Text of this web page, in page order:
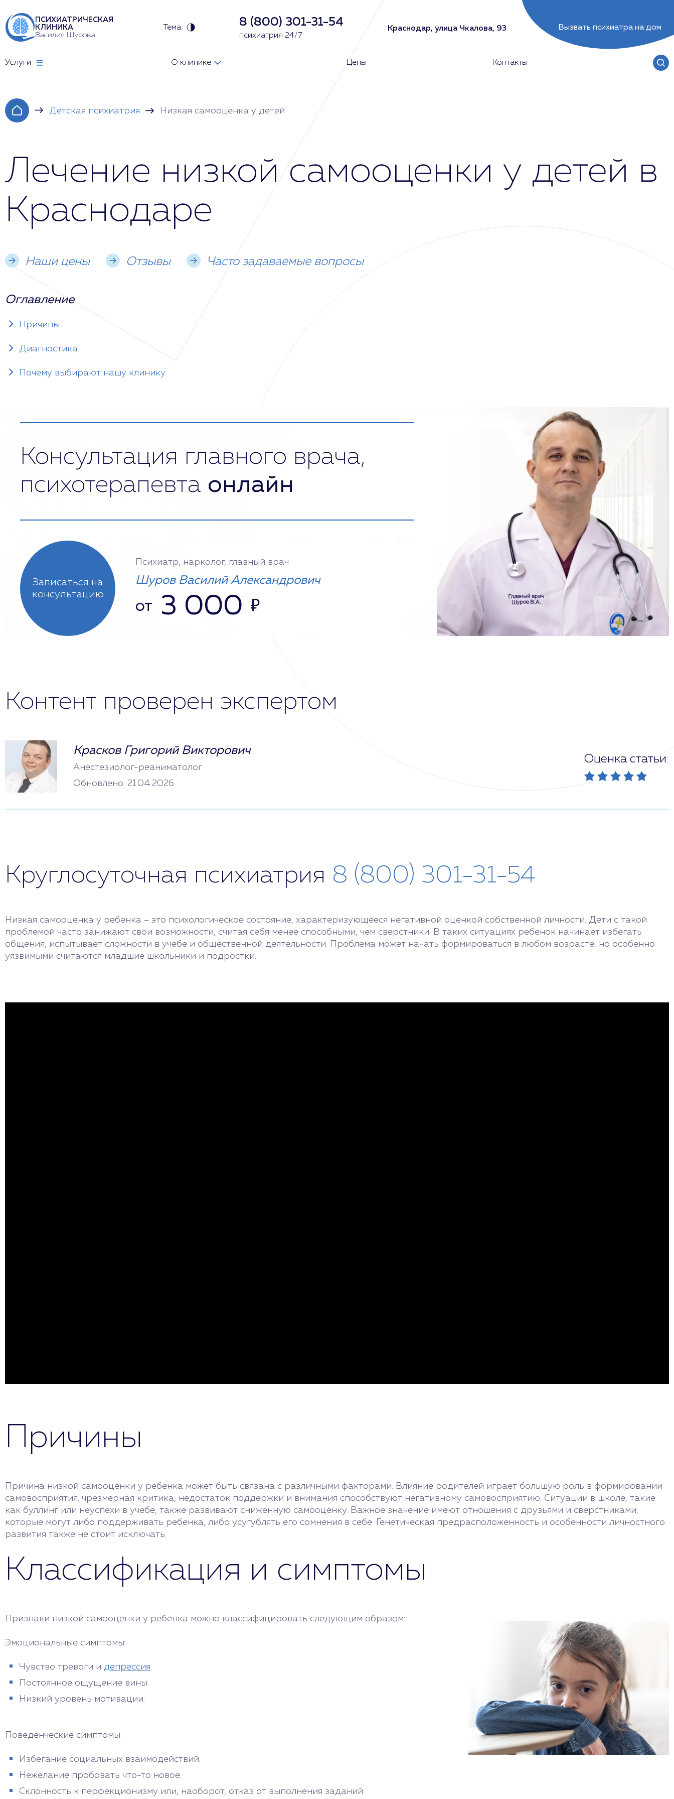
ПСИХИАТРИЧЕСКАЯ
КЛИНИКА
Василия Шурова
Тема: 8 (800) 301-31-54
психиатрия 24/7
Краснодар, улица Чкалова, 93 Вызвать психиатра на дом
Услуги О клинике Цены Контакты
Детская психиатрия Низкая самооценка у детей
Лечение низкой самооценки у детей в
Краснодаре
Наши цены Отзывы Часто задаваемые вопросы
Оглавление
Причины
Диагностика
Почему выбирают нашу клинику
Консультация главного врача,
психотерапевта онлайн
Записаться на
консультацию
Психиатр, нарколог, главный врач
Шуров Василий Александрович
от 3 000 ₽
Контент проверен экспертом
Красков Григорий Викторович
Анестезиолог-реаниматолог
Обновлено: 21.04.2026
Оценка статьи:
Круглосуточная психиатрия 8 (800) 301-31-54
Низкая самооценка у ребенка – это психологическое состояние, характеризующееся негативной оценкой собственной личности. Дети с такой
проблемой часто занижают свои возможности, считая себя менее способными, чем сверстники. В таких ситуациях ребенок начинает избегать
общения, испытывает сложности в учебе и общественной деятельности. Проблема может начать формироваться в любом возрасте, но особенно
уязвимыми считаются младшие школьники и подростки.
Причины
Причина низкой самооценки у ребенка может быть связана с различными факторами. Влияние родителей играет большую роль в формировании
самовосприятия: чрезмерная критика, недостаток поддержки и внимания способствуют негативному самовосприятию. Ситуации в школе, такие
как буллинг или неуспехи в учебе, также развивают сниженную самооценку. Важное значение имеют отношения с друзьями и сверстниками,
которые могут либо поддерживать ребенка, либо усугублять его сомнения в себе. Генетическая предрасположенность и особенности личностного
развития также не стоит исключать.
Классификация и симптомы
Признаки низкой самооценки у ребенка можно классифицировать следующим образом:
Эмоциональные симптомы:
Чувство тревоги и депрессия.
Постоянное ощущение вины.
Низкий уровень мотивации.
Поведенческие симптомы:
Избегание социальных взаимодействий.
Нежелание пробовать что-то новое.
Склонность к перфекционизму или, наоборот, отказ от выполнения заданий.